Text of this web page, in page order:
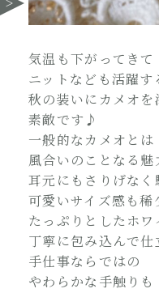
気温も下がってきて
ニットなども活躍す
秋の装いにカメオを
素敵です♪
一般的なカメオとは
風合いのことなる魅
耳元にもさりげなく
可愛いサイズ感も稀
たっぷりとしたホワ
丁寧に包み込んで仕
手仕事ならではの
やわらかな手触りも